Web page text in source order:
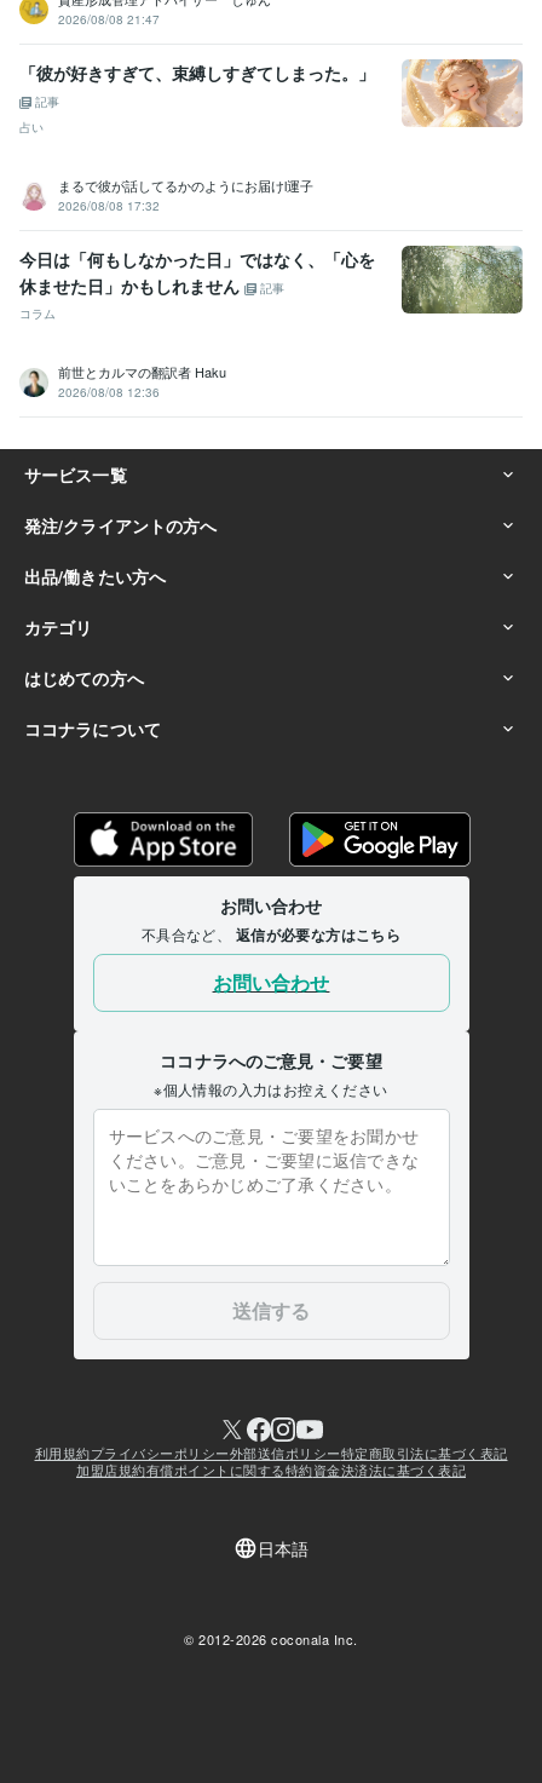
2026/08/08 21:47
「彼が好きすぎて、束縛しすぎてしまった。」
記事
占い
まるで彼が話してるかのようにお届けl運子
2026/08/08 17:32
今日は「何もしなかった日」ではなく、「心を
休ませた日」かもしれません
記事
コラム
前世とカルマの翻訳者 Haku
2026/08/08 12:36